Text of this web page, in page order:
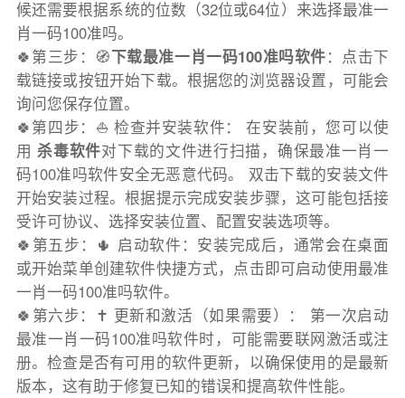
候还需要根据系统的位数（32位或64位）来选择最准一
肖一码100准吗。
🍀第三步：🧭下载最准一肖一码100准吗软件：点击下
载链接或按钮开始下载。根据您的浏览器设置，可能会
询问您保存位置。
🍀第四步：⛵️ 检查并安装软件： 在安装前，您可以使
用杀毒软件对下载的文件进行扫描，确保最准一肖一
码100准吗软件安全无恶意代码。 双击下载的安装文件
开始安装过程。根据提示完成安装步骤，这可能包括接
受许可协议、选择安装位置、配置安装选项等。
🍀第五步：🌵 启动软件：安装完成后，通常会在桌面
或开始菜单创建软件快捷方式，点击即可启动使用最准
一肖一码100准吗软件。
🍀第六步：✝️ 更新和激活（如果需要）： 第一次启动
最准一肖一码100准吗软件时，可能需要联网激活或注
册。检查是否有可用的软件更新，以确保使用的是最新
版本，这有助于修复已知的错误和提高软件性能。